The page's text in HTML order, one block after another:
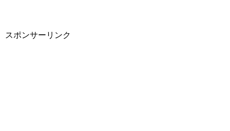
スポンサーリンク